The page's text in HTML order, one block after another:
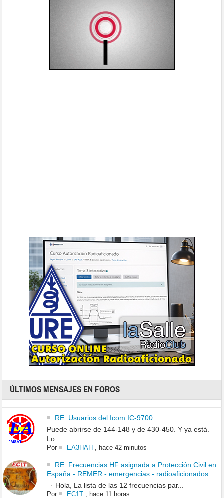
ÚLTIMOS MENSAJES EN FOROS
RE: Usuarios del Icom IC-9700
Puede abrirse de 144-148 y de 430-450. Y ya está.
Lo...
Por EA3HAH, hace 42 minutos
RE: Frecuencias HF asignada a Protección Civil en
España - REMER - emergencias - radioaficionados
· Hola, La lista de las 12 frecuencias par...
Por EC1T, hace 11 horas